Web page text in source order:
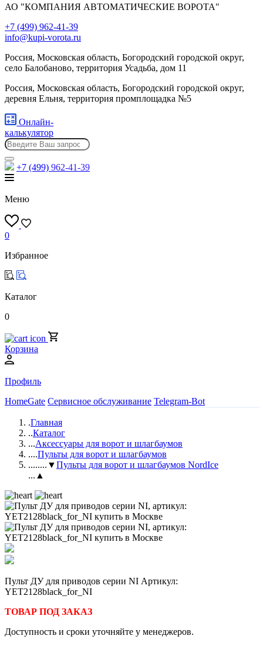
АО "КОМПАНИЯ АВТОМАТИЧЕСКИЕ ВОРОТА"
+7 (499) 962-41-39
info@kupi-vorota.ru
Россия, Московская область, Богородский городской округ,
село Балобаново, территория Усадьба, дом 11
Россия, Московская область, Богородский городской округ,
деревня Ельня, территория промплощадка №5
Онлайн-
калькулятор
+7 (499) 962-41-39
Меню
0
Избранное
Каталог
0
Корзина
Профиль
HomeGate Сервисное обслуживание Telegram-Bot
.Главная
..Каталог
...Аксессуары для ворот и шлагбаумов
....Пульты для ворот и шлагбаумов
........▼Пульты для ворот и шлагбаумов NordIce
...▲
Пульт ДУ для приводов серии NI Артикул:
YET2128black_for_NI
ТОВАР ПОД ЗАКАЗ
Доступность и сроки уточняйте у менеджеров.